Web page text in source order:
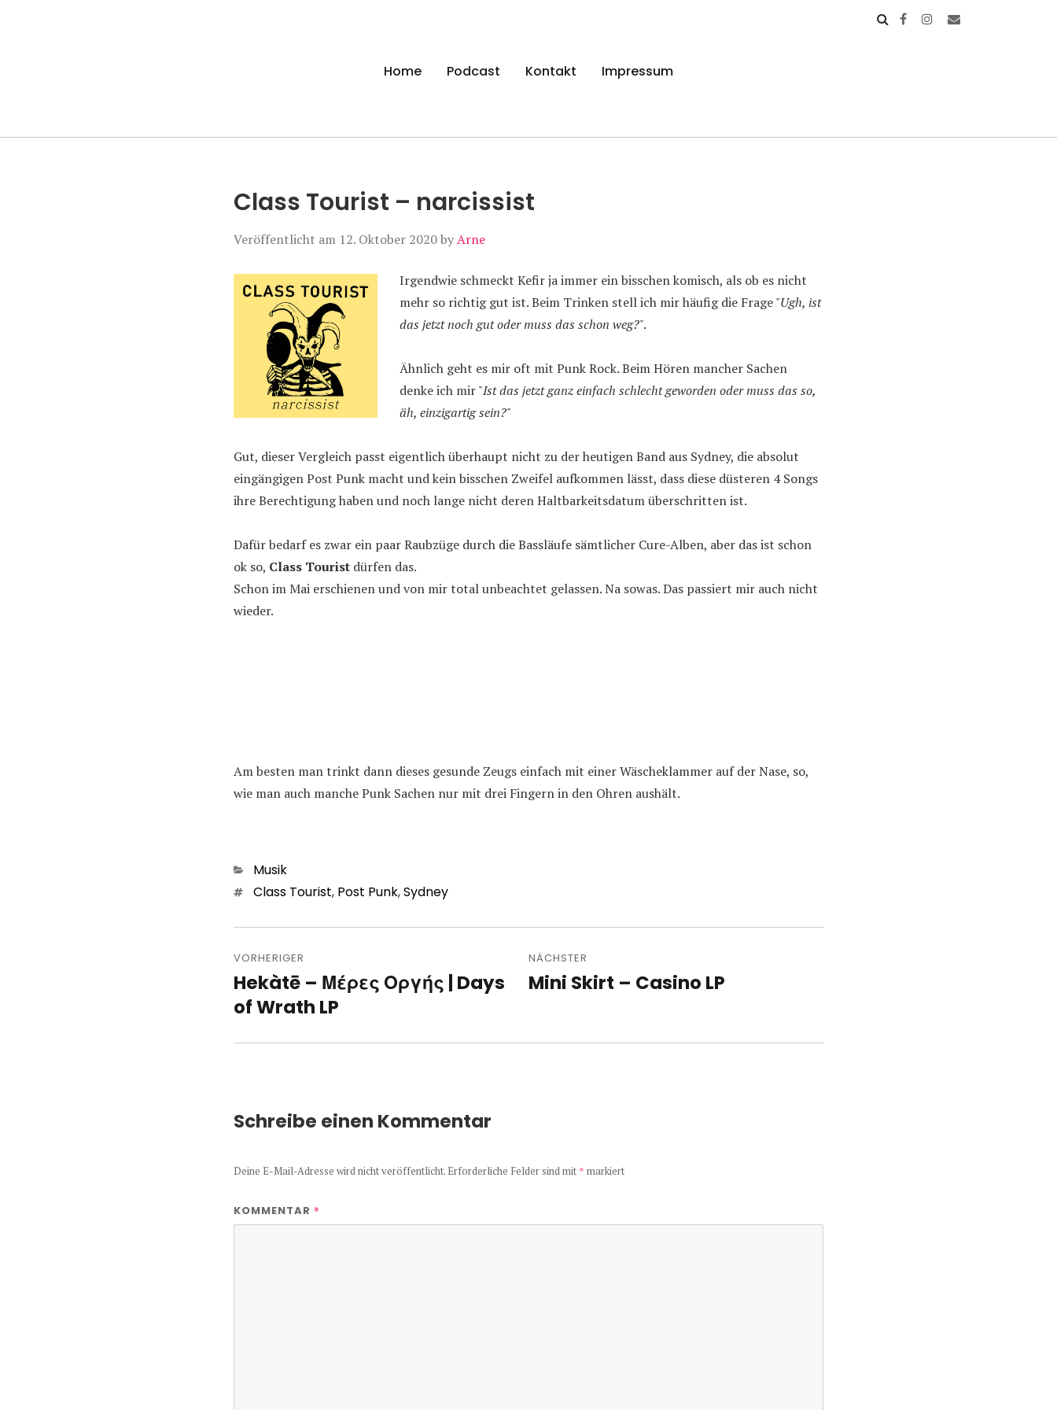
Manierenversagen
Home Podcast Kontakt Impressum
Class Tourist – narcissist
Veröffentlicht am 12. Oktober 2020byArne
Irgendwie schmeckt Kefir ja immer ein bisschen komisch, als ob es nicht
mehr so richtig gut ist. Beim Trinken stell ich mir häufig die Frage "Ugh, ist
das jetzt noch gut oder muss das schon weg?".
Ähnlich geht es mir oft mit Punk Rock. Beim Hören mancher Sachen
denke ich mir "Ist das jetzt ganz einfach schlecht geworden oder muss das so,
äh, einzigartig sein?"
Gut, dieser Vergleich passt eigentlich überhaupt nicht zu der heutigen Band aus Sydney, die absolut
eingängigen Post Punk macht und kein bisschen Zweifel aufkommen lässt, dass diese düsteren 4 Songs
ihre Berechtigung haben und noch lange nicht deren Haltbarkeitsdatum überschritten ist.
Dafür bedarf es zwar ein paar Raubzüge durch die Bassläufe sämtlicher Cure-Alben, aber das ist schon
ok so, Class Tourist dürfen das.
Schon im Mai erschienen und von mir total unbeachtet gelassen. Na sowas. Das passiert mir auch nicht
wieder.
Am besten man trinkt dann dieses gesunde Zeugs einfach mit einer Wäscheklammer auf der Nase, so,
wie man auch manche Punk Sachen nur mit drei Fingern in den Ohren aushält.
Kategorien
Musik
Schlagwörter
Class Tourist, Post Punk,Sydney
VORHERIGER
Vorheriger
Beitrag:
Hekàtē – Μέρες Οργής | Days
of Wrath LP
NÄCHSTER
Nächster
Mini Skirt – Casino LP
Schreibe einen Kommentar
Deine E-Mail-Adresse wird nicht veröffentlicht. Erforderliche Felder sind mit * markiert
KOMMENTAR *